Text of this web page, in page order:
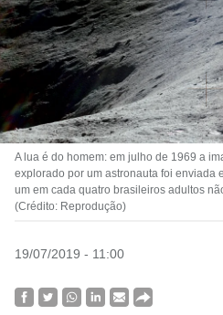
A lua é do homem: em julho de 1969 a
explorado por um astronauta foi enviada
um em cada quatro brasileiros adultos
(Crédito: Reprodução)
19/07/2019 - 11:00